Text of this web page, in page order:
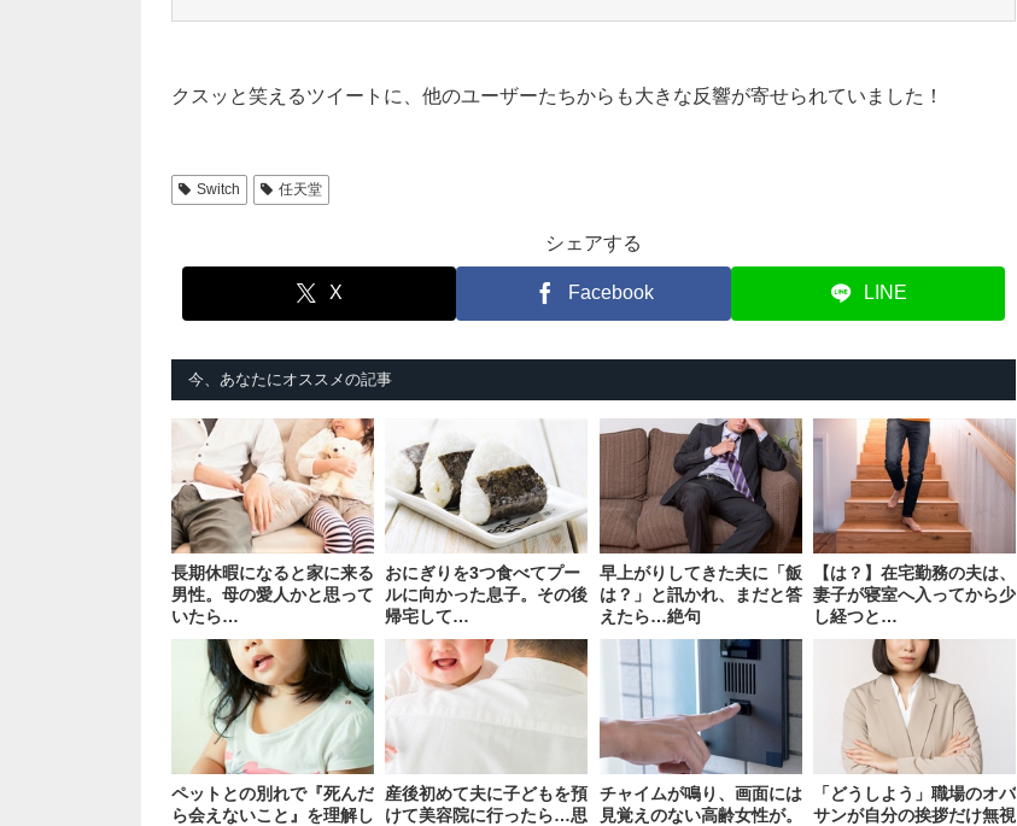
クスッと笑えるツイートに、他のユーザーたちからも大きな反響が寄せられていました！
Switch 任天堂
シェアする
X Facebook LINE
今、あなたにオススメの記事
長期休暇になると家に来る
男性。母の愛人かと思って
いたら…
おにぎりを3つ食べてプー
ルに向かった息子。その後
帰宅して…
早上がりしてきた夫に「飯
は？」と訊かれ、まだと答
えたら…絶句
【は？】在宅勤務の夫は、
妻子が寝室へ入ってから少
し経つと…
ペットとの別れで『死んだ
ら会えないこと』を理解し
産後初めて夫に子どもを預
けて美容院に行ったら…思
チャイムが鳴り、画面には
見覚えのない高齢女性が。
「どうしよう」職場のオバ
サンが自分の挨拶だけ無視